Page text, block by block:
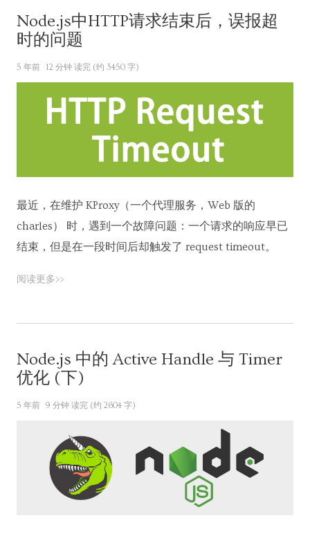
Node.js中HTTP请求结束后，误报超
时的问题
5 年前 12 分钟 读完 (约 3450 字)
最近，在维护 KProxy（一个代理服务，Web 版的
charles） 时，遇到一个故障问题：一个请求的响应早已
结束，但是在一段时间后却触发了 request timeout。
阅读更多>>
Node.js 中的 Active Handle 与 Timer
优化 (下)
5 年前 9 分钟 读完 (约 2604 字)